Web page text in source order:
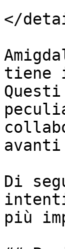
</
tiene
Di
più